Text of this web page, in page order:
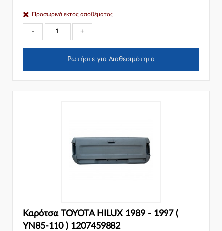
Προσωρινά εκτός αποθέματος
- +
Ρωτήστε για Διαθεσιμότητα
Καρότσα TOYOTA HILUX 1989 - 1997 (
YN85-110 ) 1207459882